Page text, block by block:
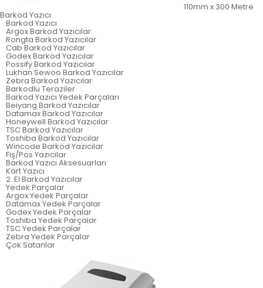
110mm x 300 Metre
Barkod Yazıcı
Barkod Yazıcı
Argox Barkod Yazıcılar
Rongta Barkod Yazıcılar
Cab Barkod Yazıcılar
Godex Barkod Yazıcılar
Possify Barkod Yazıcılar
Lukhan Sewoo Barkod Yazıcılar
Zebra Barkod Yazıcılar
Barkodlu Teraziler
Barkod Yazıcı Yedek Parçaları
Beiyang Barkod Yazıcılar
Datamax Barkod Yazıcılar
Honeywell Barkod Yazıcılar
TSC Barkod Yazıcılar
Toshiba Barkod Yazıcılar
Wincode Barkod Yazıcılar
Fiş/Pos Yazıcılar
Barkod Yazıcı Aksesuarları
Kart Yazıcı
2. El Barkod Yazıcılar
Yedek Parçalar
Argox Yedek Parçalar
Datamax Yedek Parçalar
Godex Yedek Parçalar
Toshiba Yedek Parçalar
TSC Yedek Parçalar
Zebra Yedek Parçalar
Çok Satanlar